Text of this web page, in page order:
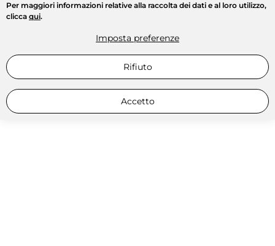
Per maggiori informazioni relative alla raccolta dei dati e al loro utilizzo,
clicca qui.
Imposta preferenze
Rifiuto
Accetto